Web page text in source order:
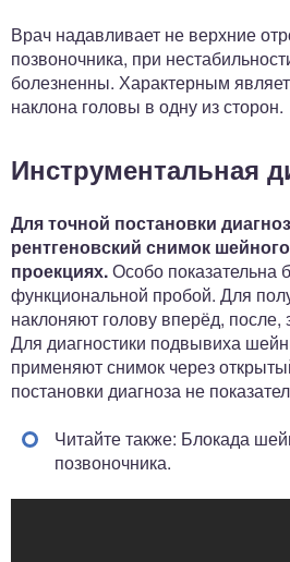
Врач надавливает не верхние
позвоночника, при
болезненны. Характерным
наклона головы в одну из сторон.
Инструментальная
Для точной постановки
рентгеновский снимок
проекциях.Особо показательна
функциональной пробой. Для
наклоняют голову вперёд,
Для диагностики подвывиха
применяют снимок через
постановки диагноза не
Читайте также: Блокада
позвоночника.